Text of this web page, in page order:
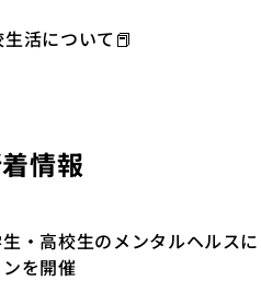
活について📕
情報
・高校生のメンタルヘルス
を開催